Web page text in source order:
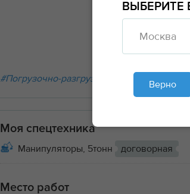
#Погрузочно-разгрузочные работы
Моя спецтехника
Манипуляторы, 5тонн
договорная
Место работ
ВЫБЕРИТЕ
Москва
Верно